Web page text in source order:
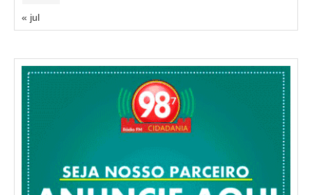
« jul